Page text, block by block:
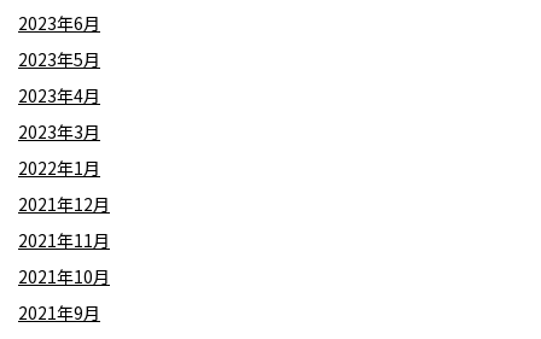
2023年6月
2023年5月
2023年4月
2023年3月
2022年1月
2021年12月
2021年11月
2021年10月
2021年9月